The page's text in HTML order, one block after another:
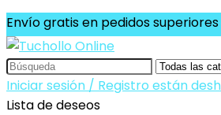
Envío gratis en pedidos superiores
Search
for:
Iniciar sesión / Registro están
Lista de deseos